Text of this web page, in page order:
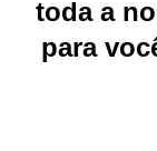
toda a
para